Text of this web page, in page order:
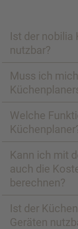
Ist der nobilia
nutzbar?
Muss ich
Welche
Kann ich mit
auch die
berechnen?
Ist der
Geräten